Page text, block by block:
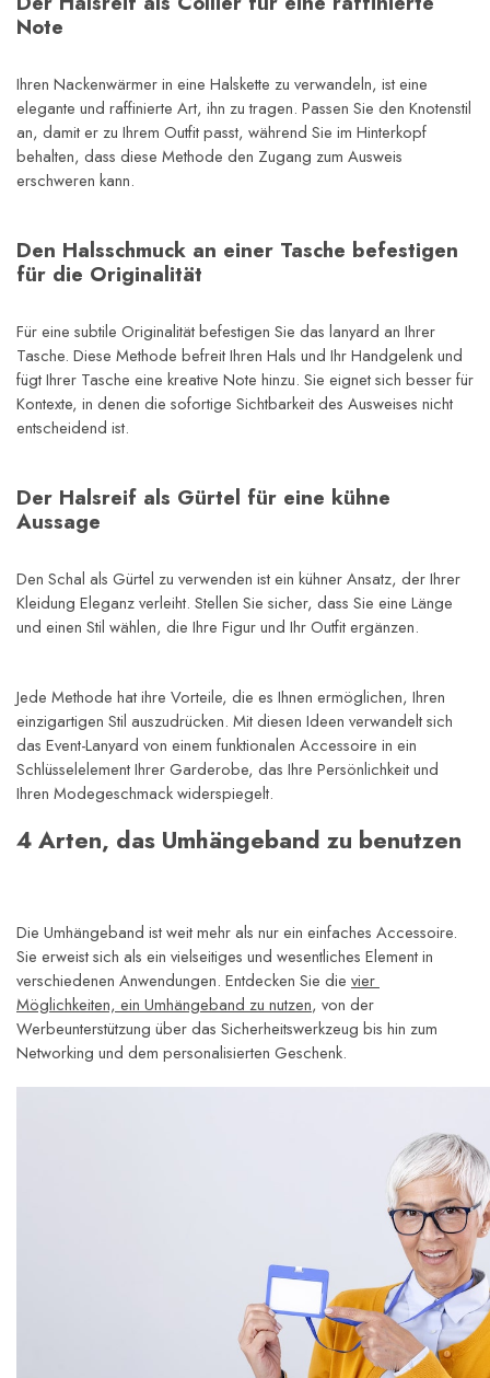
Note
Ihren Nackenwärmer in eine Halskette zu verwandeln, ist eine
elegante und raffinierte Art, ihn zu tragen. Passen Sie den Knotenstil
an, damit er zu Ihrem Outfit passt, während Sie im Hinterkopf
behalten, dass diese Methode den Zugang zum Ausweis
erschweren kann.
Den Halsschmuck an einer Tasche befestigen
für die Originalität
Für eine subtile Originalität befestigen Sie das lanyard an Ihrer
Tasche. Diese Methode befreit Ihren Hals und Ihr Handgelenk und
fügt Ihrer Tasche eine kreative Note hinzu. Sie eignet sich besser für
Kontexte, in denen die sofortige Sichtbarkeit des Ausweises nicht
entscheidend ist.
Der Halsreif als Gürtel für eine kühne
Aussage
Den Schal als Gürtel zu verwenden ist ein kühner Ansatz, der Ihrer
Kleidung Eleganz verleiht. Stellen Sie sicher, dass Sie eine Länge
und einen Stil wählen, die Ihre Figur und Ihr Outfit ergänzen.
Jede Methode hat ihre Vorteile, die es Ihnen ermöglichen, Ihren
einzigartigen Stil auszudrücken. Mit diesen Ideen verwandelt sich
das Event-Lanyard von einem funktionalen Accessoire in ein
Schlüsselelement Ihrer Garderobe, das Ihre Persönlichkeit und
Ihren Modegeschmack widerspiegelt.
4 Arten, das Umhängeband zu benutzen
Die Umhängeband ist weit mehr als nur ein einfaches Accessoire.
Sie erweist sich als ein vielseitiges und wesentliches Element in
verschiedenen Anwendungen. Entdecken Sie die vier
Möglichkeiten, ein Umhängeband zu nutzen, von der
Werbeunterstützung über das Sicherheitswerkzeug bis hin zum
Networking und dem personalisierten Geschenk.